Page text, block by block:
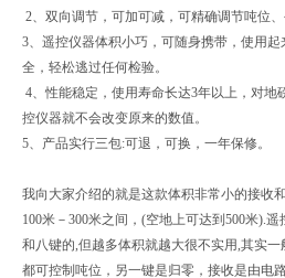
2、双向调节，可加可减，可精确调节吨位、
3、遥控仪器体积小巧，可随身携带，使用
全，轻松逃过任何检验。
4、性能稳定，使用寿命长达3年以上，对地
控仪器就不会改变原来的数值。
5、产品实行三包:可退，可换，一年保修。
我向大家介绍的就是这款体积非常小的接收
100米－300米之间，(空地上可达到500米).
和八键的,但越多体积就越大很不实用,其实
都可控制吨位，另一键是归零，接收是由电